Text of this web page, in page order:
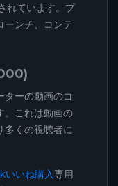
れています。プ
ーンチ、コンテ
ターの動画のコ
。これは動画の
多くの視聴者に
いいね購入専用